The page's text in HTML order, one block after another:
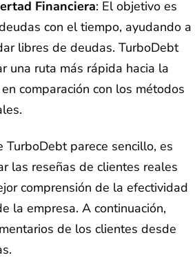
Financiera: El objetivo es
con el tiempo, ayudando a
libres de deudas. TurboDebt
una ruta más rápida hacia la
comparación con los métodos
TurboDebt parece sencillo, es
las reseñas de clientes reales
comprensión de la efectividad
la empresa. A continuación,
de los clientes desde